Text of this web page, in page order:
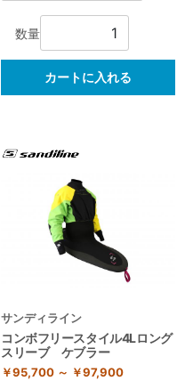
数量
カートに入れる
サンディライン
コンボフリースタイル4Lロング
スリーブ ケブラー
￥95,700 ～ ￥97,900